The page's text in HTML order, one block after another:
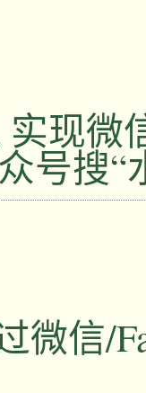
现微
号搜“
微信/